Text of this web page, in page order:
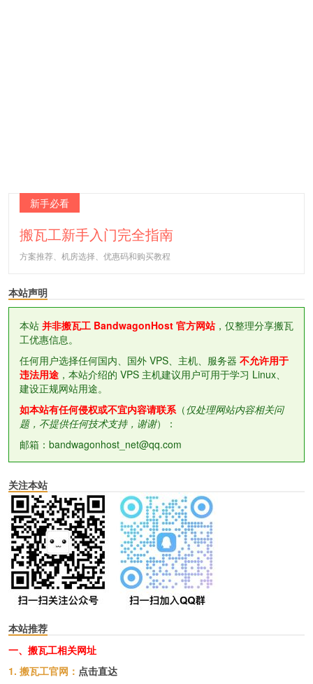
新手必看
搬瓦工新手入门完全指南
方案推荐、机房选择、优惠码和购买教程
本站声明
本站 并非搬瓦工 BandwagonHost 官方网站，仅整理分享搬瓦
工优惠信息。
任何用户选择任何国内、国外 VPS、主机、服务器 不允许用于
违法用途 ，本站介绍的 VPS 主机建议用户可用于学习 Linux、
建设正规网站用途。
如本站有任何侵权或不宜内容请联系（仅处理网站内容相关问
题，不提供任何技术支持，谢谢）：
邮箱：bandwagonhost_net@qq.com
关注本站
本站推荐
一、搬瓦工相关网址
1. 搬瓦工官网： 点击直达